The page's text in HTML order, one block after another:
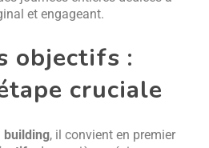
et engageant.
objectifs :
cruciale
building, il convient en premier